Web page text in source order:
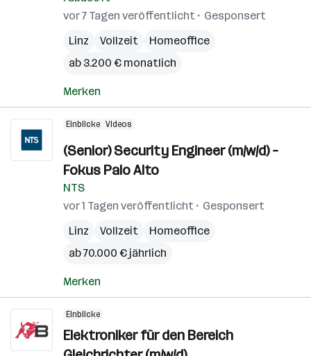
vor 7 Tagen veröffentlicht
Gesponsert
Linz
Vollzeit
Homeoffice
ab 3.200 € monatlich
Merken
Einblicke Videos
(Senior) Security Engineer (m/w/d) –
Fokus Palo Alto
NTS
vor 1 Tagen veröffentlicht
Gesponsert
Linz
Vollzeit
Homeoffice
ab 70.000 € jährlich
Merken
Einblicke
Elektroniker für den Bereich